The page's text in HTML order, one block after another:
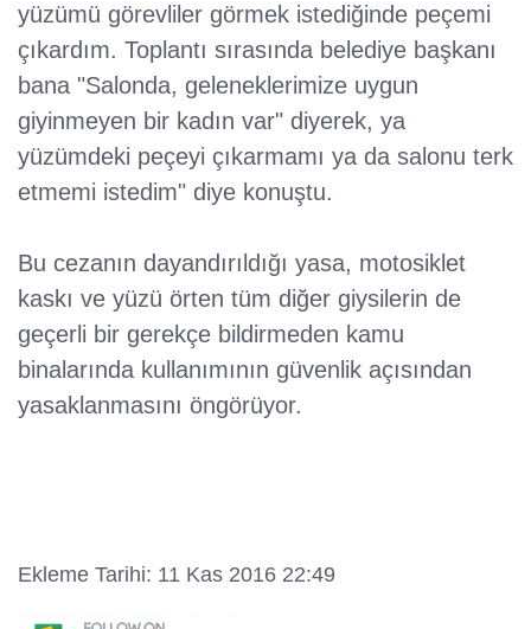
yüzümü görevliler görmek istediğinde peçemi
çıkardım. Toplantı sırasında belediye başkanı
bana "Salonda, geleneklerimize uygun
giyinmeyen bir kadın var" diyerek, ya
yüzümdeki peçeyi çıkarmamı ya da salonu terk
etmemi istedim" diye konuştu.
Bu cezanın dayandırıldığı yasa, motosiklet
kaskı ve yüzü örten tüm diğer giysilerin de
geçerli bir gerekçe bildirmeden kamu
binalarında kullanımının güvenlik açısından
yasaklanmasını öngörüyor.
Ekleme Tarihi: 11 Kas 2016 22:49